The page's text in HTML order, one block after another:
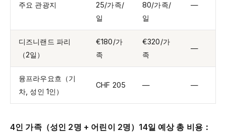
주요 관광지
25/가족/
일
80/가족/
일
—
디즈니랜드 파리
（2일）
€180/가
족
€320/가
족
—
융프라우요흐（기
차, 성인 1인）
CHF 205 — —
4인 가족（성인 2명 + 어린이 2명）14일 예상 총 비용：